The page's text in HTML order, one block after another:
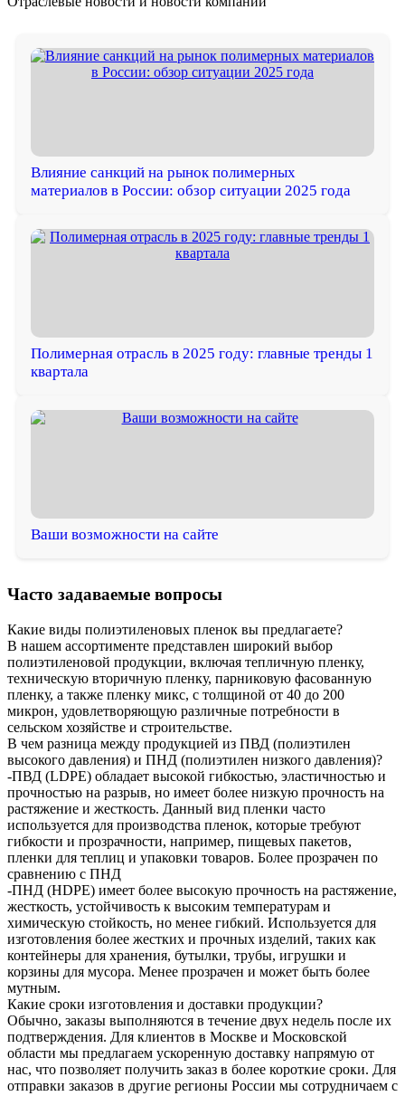
Влияние санкций на рынок полимерных
материалов в России: обзор ситуации 2025 года
Полимерная отрасль в 2025 году: главные тренды 1
квартала
Ваши возможности на сайте
Часто задаваемые вопросы
Какие виды полиэтиленовых пленок вы предлагаете?
В нашем ассортименте представлен широкий выбор
полиэтиленовой продукции, включая тепличную пленку,
техническую вторичную пленку, парниковую фасованную
пленку, а также пленку микс, с толщиной от 40 до 200
микрон, удовлетворяющую различные потребности в
сельском хозяйстве и строительстве.
В чем разница между продукцией из ПВД (полиэтилен
высокого давления) и ПНД (полиэтилен низкого давления)?
-ПВД (LDPE) обладает высокой гибкостью, эластичностью и
прочностью на разрыв, но имеет более низкую прочность на
растяжение и жесткость. Данный вид пленки часто
используется для производства пленок, которые требуют
гибкости и прозрачности, например, пищевых пакетов,
пленки для теплиц и упаковки товаров. Более прозрачен по
сравнению с ПНД
-ПНД (HDPE) имеет более высокую прочность на растяжение,
жесткость, устойчивость к высоким температурам и
химическую стойкость, но менее гибкий. Используется для
изготовления более жестких и прочных изделий, таких как
контейнеры для хранения, бутылки, трубы, игрушки и
корзины для мусора. Менее прозрачен и может быть более
мутным.
Какие сроки изготовления и доставки продукции?
Обычно, заказы выполняются в течение двух недель после их
подтверждения. Для клиентов в Москве и Московской
области мы предлагаем ускоренную доставку напрямую от
нас, что позволяет получить заказ в более короткие сроки. Для
отправки заказов в другие регионы России мы сотрудничаем с